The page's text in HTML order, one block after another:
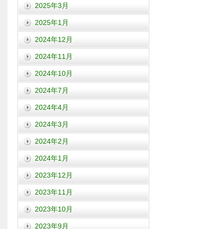
2025年3月
2025年1月
2024年12月
2024年11月
2024年10月
2024年7月
2024年4月
2024年3月
2024年2月
2024年1月
2023年12月
2023年11月
2023年10月
2023年9月